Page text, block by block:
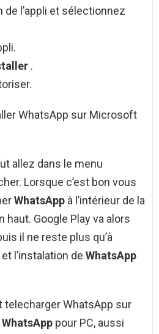
de l’appli et sélectionnez
.
WhatsApp sur Microsoft
allez dans le menu
Lorsque c’est bon vous
WhatsApp à l’intérieur de la
haut. Google Play va alors
il ne reste plus qu’à
et l’instalation de WhatsApp
telecharger WhatsApp sur
WhatsApp pour PC, aussi